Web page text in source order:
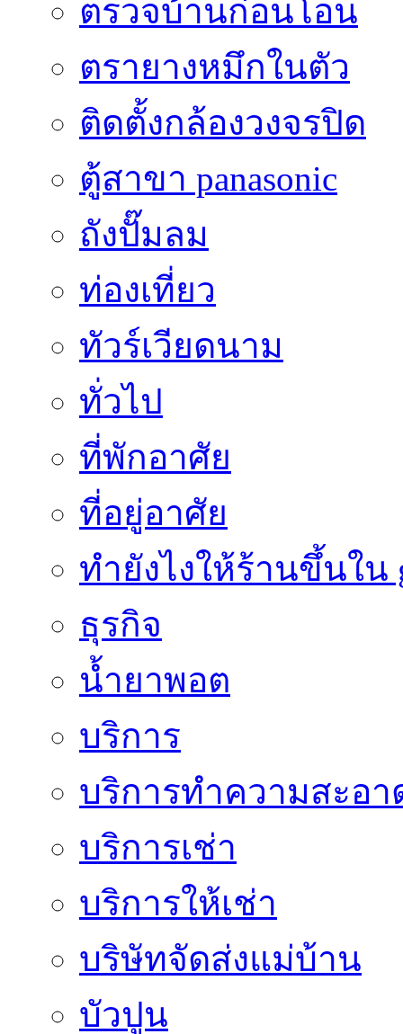
ตรวจบ้านก่อนโอน
ตรายางหมึกในตัว
ติดตั้งกล้องวงจรปิด
ตู้สาขา panasonic
ถังปั๊มลม
ท่องเที่ยว
ทัวร์เวียดนาม
ทั่วไป
ที่พักอาศัย
ที่อยู่อาศัย
ทํายังไงให้ร้านขึ้นใน
ธุรกิจ
น้ำยาพอต
บริการ
บริการทำความสะอา
บริการเช่า
บริการให้เช่า
บริษัทจัดส่งแม่บ้าน
บัวปูน